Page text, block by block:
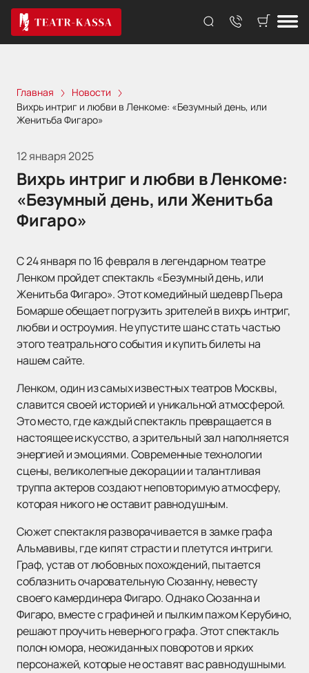
Главная
Новости
Вихрь интриг и любви в Ленкоме: «Безумный день, или
Женитьба Фигаро»
12 января 2025
Вихрь интриг и любви в Ленкоме:
«Безумный день, или Женитьба
Фигаро»
С 24 января по 16 февраля в легендарном театре
Ленком пройдет спектакль «Безумный день, или
Женитьба Фигаро». Этот комедийный шедевр Пьера
Бомарше обещает погрузить зрителей в вихрь интриг,
любви и остроумия. Не упустите шанс стать частью
этого театрального события и купить билеты на
нашем сайте.
Ленком, один из самых известных театров Москвы,
славится своей историей и уникальной атмосферой.
Это место, где каждый спектакль превращается в
настоящее искусство, а зрительный зал наполняется
энергией и эмоциями. Современные технологии
сцены, великолепные декорации и талантливая
труппа актеров создают неповторимую атмосферу,
которая никого не оставит равнодушным.
Сюжет спектакля разворачивается в замке графа
Альмавивы, где кипят страсти и плетутся интриги.
Граф, устав от любовных похождений, пытается
соблазнить очаровательную Сюзанну, невесту
своего камердинера Фигаро. Однако Сюзанна и
Фигаро, вместе с графиней и пылким пажом Керубино,
решают проучить неверного графа. Этот спектакль
полон юмора, неожиданных поворотов и ярких
персонажей, которые не оставят вас равнодушными.